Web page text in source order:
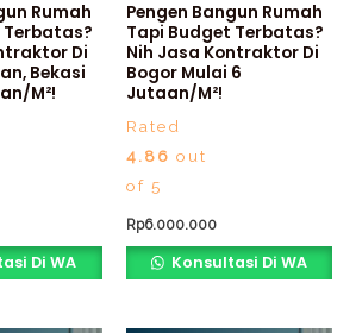
Rumah
Di
Bekasi
m²!
Di WA
Pengen Bangun Rumah
Tapi Budget Terbatas?
Nih Jasa Kontraktor Di
Bogor Mulai 6
Jutaan/m²!
Rated
4.86 out
of 5
Rp6.000.000
Konsultasi Di WA